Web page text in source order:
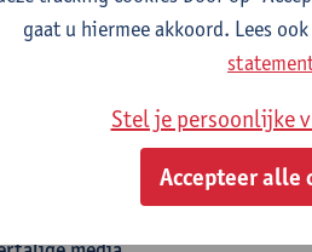
Anna Jankowska Nina
content repurposing: Van
Sabien Hanoulle
één opleidingsonderdeel uit
gaat u hiermee akkoord. Lees
Stel je persoonlijke
Accepteer alle